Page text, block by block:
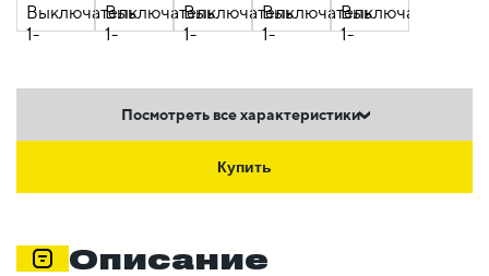
Посмотреть все характеристики
Купить
Описание